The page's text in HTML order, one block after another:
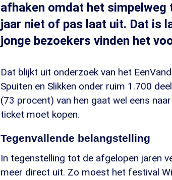
afhaken omdat het
jaar niet of pas laat uit. Dat is
jonge bezoekers vinden het
Dat blijkt uit onderzoek van het
Spuiten en Slikken onder ruim 1.700
(73 procent) van hen gaat wel eens
ticket moet kopen.
Tegenvallende belangstelling
In tegenstelling tot de afgelopen jaren
meer direct uit. Zo moest het festival